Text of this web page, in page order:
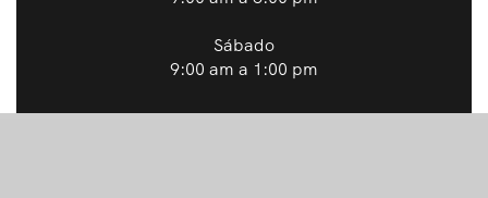
Sábado
9:00 am a 1:00 pm